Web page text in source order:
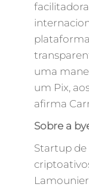
uma
um Pix,
afirma
Sobre a
Startup